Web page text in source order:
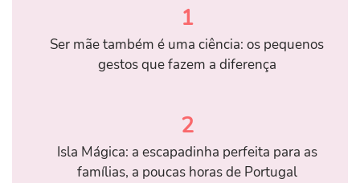
1
Ser mãe também é uma ciência: os pequenos
gestos que fazem a diferença
2
Isla Mágica: a escapadinha perfeita para as
famílias, a poucas horas de Portugal